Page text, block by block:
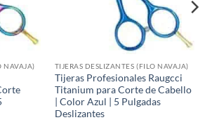
NAVAJA) TIJERAS DESLIZANTES (FILO NAVAJA)
Tijeras Profesionales Raugcci
Titanium para Corte de Cabello
| Color Azul | 5 Pulgadas
Deslizantes